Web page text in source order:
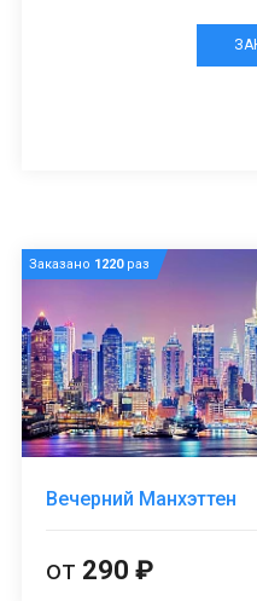
Заказано 1220раз
Вечерний Манхэттен
от 290 ₽